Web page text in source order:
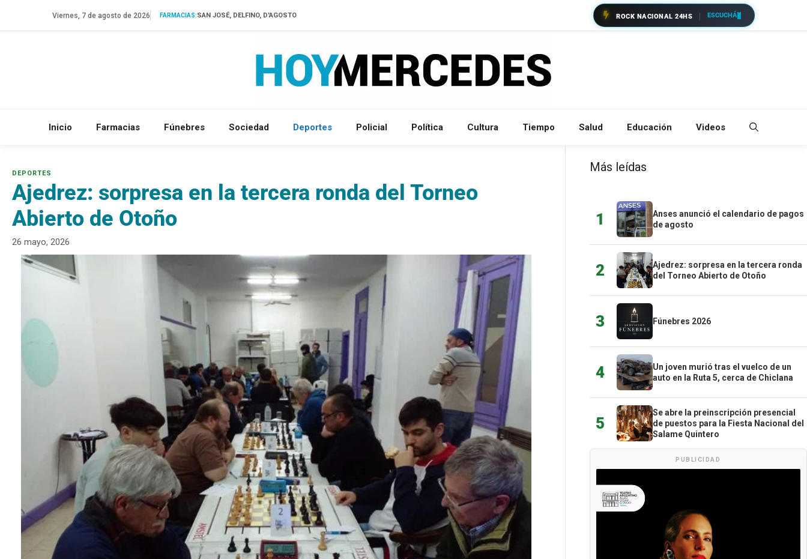
Viernes, 7 de agosto de 2026 FARMACIAS:SAN JOSÉ, DELFINO, D'AGOSTO ROCK NACIONAL 24HS ESCUCHÁ
Inicio Farmacias Fúnebres Sociedad Deportes Policial Política Cultura Tiempo Salud Educación Videos
Ajedrez: sorpresa en la tercera ronda del Torneo
Abierto de Otoño
26 mayo, 2026
Más leídas
1
Anses anunció el calendario de pagos
de agosto
2
Ajedrez: sorpresa en la tercera ronda
del Torneo Abierto de Otoño
3 Fúnebres 2026
4
Un joven murió tras el vuelco de un
auto en la Ruta 5, cerca de Chiclana
5
Se abre la preinscripción presencial
de puestos para la Fiesta Nacional del
Salame Quintero
PUBLICIDAD